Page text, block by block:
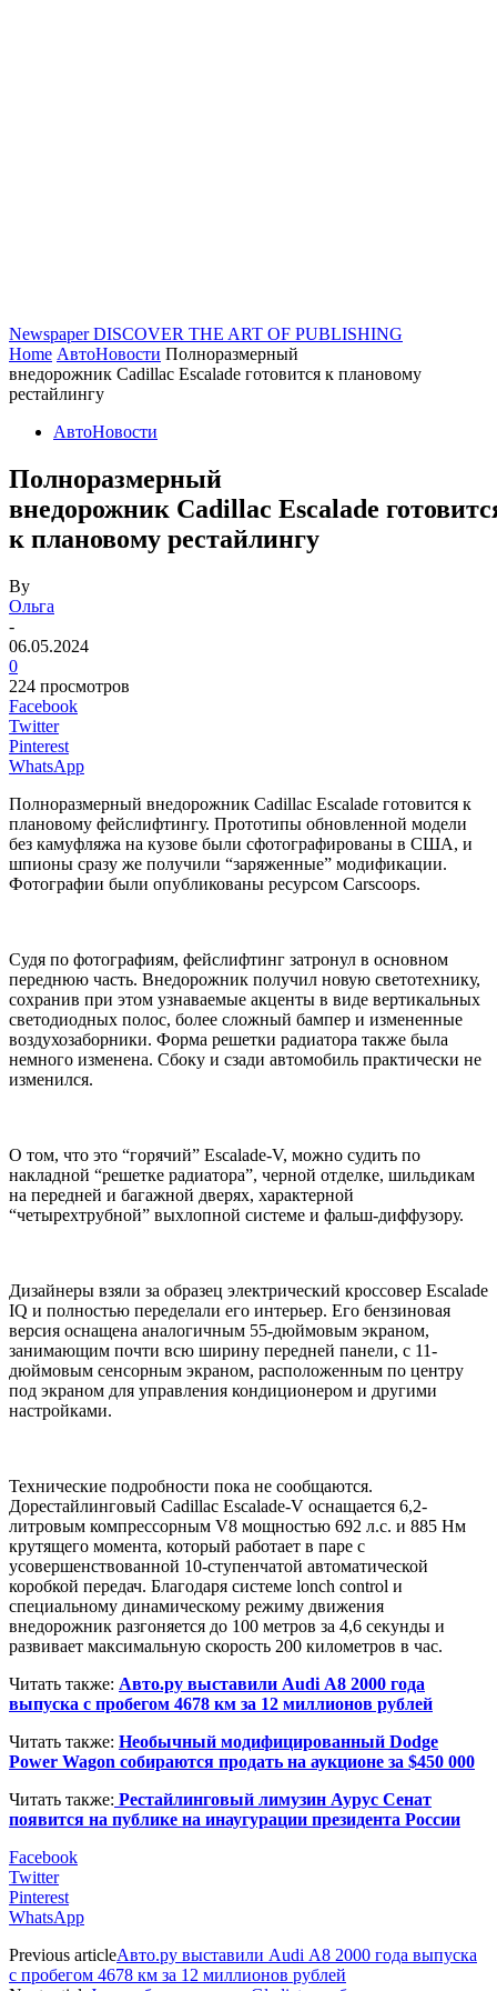
Newspaper DISCOVER THE ART OF PUBLISHING
Home АвтоНовости Полноразмерный
внедорожник Cadillac Escalade готовится к плановому
рестайлингу
АвтоНовости
Полноразмерный
внедорожник Cadillac Escalade
к плановому рестайлингу
By
Ольга
-
06.05.2024
0
224 просмотров
Facebook
Twitter
Pinterest
WhatsApp
Полноразмерный внедорожник Cadillac Escalade готовится к
плановому фейслифтингу. Прототипы обновленной модели
без камуфляжа на кузове были сфотографированы в США, и
шпионы сразу же получили “заряженные” модификации.
Фотографии были опубликованы ресурсом Carscoops.
Судя по фотографиям, фейслифтинг затронул в основном
переднюю часть. Внедорожник получил новую светотехнику,
сохранив при этом узнаваемые акценты в виде вертикальных
светодиодных полос, более сложный бампер и измененные
воздухозаборники. Форма решетки радиатора также была
немного изменена. Сбоку и сзади автомобиль практически не
изменился.
О том, что это “горячий” Escalade-V, можно судить по
накладной “решетке радиатора”, черной отделке, шильдикам
на передней и багажной дверях, характерной
“четырехтрубной” выхлопной системе и фальш-диффузору.
Дизайнеры взяли за образец электрический кроссовер Escalade
IQ и полностью переделали его интерьер. Его бензиновая
версия оснащена аналогичным 55-дюймовым экраном,
занимающим почти всю ширину передней панели, с 11-
дюймовым сенсорным экраном, расположенным по центру
под экраном для управления кондиционером и другими
настройками.
Технические подробности пока не сообщаются.
Дорестайлинговый Cadillac Escalade-V оснащается 6,2-
литровым компрессорным V8 мощностью 692 л.с. и 885 Нм
крутящего момента, который работает в паре с
усовершенствованной 10-ступенчатой автоматической
коробкой передач. Благодаря системе lonch control и
специальному динамическому режиму движения
внедорожник разгоняется до 100 метров за 4,6 секунды и
развивает максимальную скорость 200 километров в час.
Читать также: Авто.ру выставили Audi A8 2000 года
выпуска с пробегом 4678 км за 12 миллионов рублей
Читать также: Необычный модифицированный Dodge
Power Wagon собираются продать на аукционе за $450 000
Читать также: Рестайлинговый лимузин Аурус Сенат
появится на публике на инаугурации президента России
Facebook
Twitter
Pinterest
WhatsApp
Previous articleАвто.ру выставили Audi A8 2000 года выпуска
с пробегом 4678 км за 12 миллионов рублей